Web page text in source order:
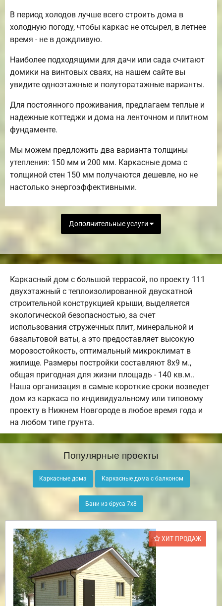
В период холодов лучше всего строить дома в
холодную погоду, чтобы каркас не отсырел, в летнее
время - не в дождливую.
Наиболее подходящими для дачи или сада считают
домики на винтовых сваях, на нашем сайте вы
увидите одноэтажные и полуторатажные варианты.
Для постоянного проживания, предлагаем теплые и
надежные коттеджи и дома на ленточном и плитном
фундаменте.
Мы можем предложить два варианта толщины
утепления: 150 мм и 200 мм. Каркасные дома с
толщиной стен 150 мм получаются дешевле, но не
настолько энергоэффективными.
Дополнительные услуги
Каркасный дом с большой террасой, по проекту 111
двухэтажный с теплоизолированной двускатной
строительной конструкцией крыши, выделяется
экологической безопасностью, за счет
использования стружечных плит, минеральной и
базальтовой ваты, а это предоставляет высокую
морозостойкость, оптимальный микроклимат в
жилище. Размеры постройки составляют 8х9 м.,
общая пригодная для жизни площадь - 140 кв.м..
Наша организация в самые короткие сроки возведет
дом из каркаса по индивидуальному или типовому
проекту в Нижнем Новгороде в любое время года и
на любом типе грунта.
Популярные проекты
Каркасные дома Каркасные дома с балконом
Бани из бруса 7х8
ХИТ ПРОДАЖ